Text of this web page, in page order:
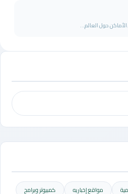
حول العالم...
مواقع إخباريه
كمبيوتر وبرامج